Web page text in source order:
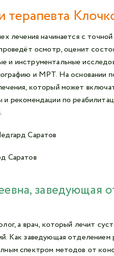
терапевта
лечения начинается с
осмотр, оценит
и инструментальные
и МРТ. На основании
который может
и рекомендации по
Саратов
Саратов
заведующая
а врач, который лечит
Как заведующая отделением
спектром методов от